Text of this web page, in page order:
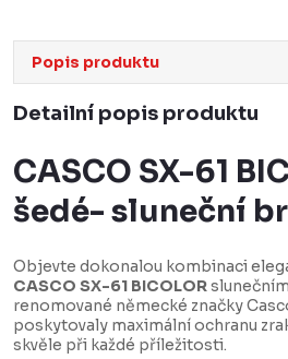
Popis produktu
Detailní popis produktu
CASCO SX-61
šedé- sluneční
Objevte dokonalou kombinaci
CASCO SX-61 BICOLOR
renomované německé značky
poskytovaly maximální ochranu
skvěle při každé příležitosti.